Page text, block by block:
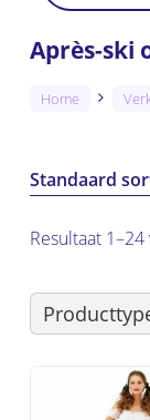
Après-ski
Standaard
Resultaat
Home